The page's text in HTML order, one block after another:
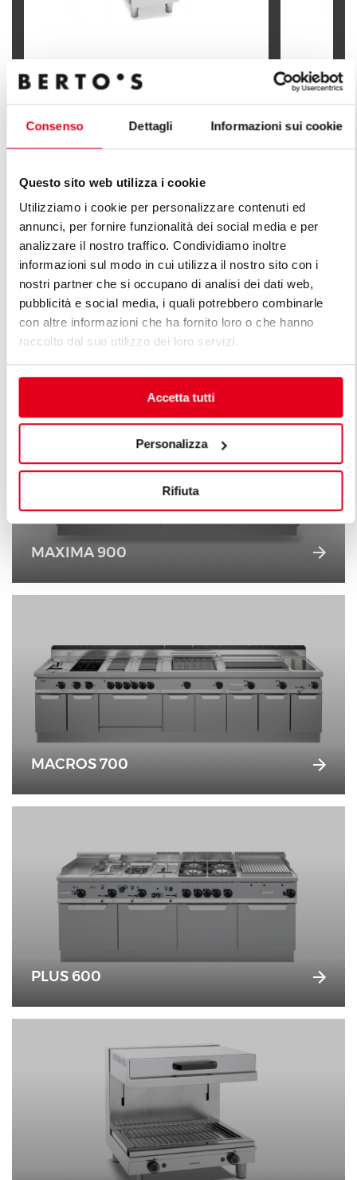
Consenso Dettagli Informazioni sui cookie
Questo sito web utilizza i cookie
Utilizziamo i cookie per personalizzare contenuti ed
annunci, per fornire funzionalità dei social media e per
analizzare il nostro traffico. Condividiamo inoltre
informazioni sul modo in cui utilizza il nostro sito con i
nostri partner che si occupano di analisi dei dati web,
pubblicità e social media, i quali potrebbero combinarle
con altre informazioni che ha fornito loro o che hanno
raccolto dal suo utilizzo dei loro servizi.
Accetta tutti
Personalizza
Rifiuta
FRITADEIRA ELÉCTRICA 7+7 LITROS
(COMANDOS BFLEX)
DESCUBRA TODAS AS LINHAS DE
LINHA PLUS
Uma infinita série de soluções para satisfazer as
exigências do mercado. Cozinhas versáteis com
diversas características em termos de capacidade de
produção.
MAXIMA 900
MACROS 700
PLUS 600